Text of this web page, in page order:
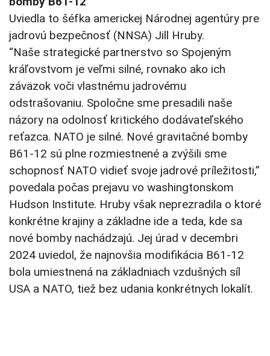
Uviedla to šéfka americkej Národnej agentúry pre
jadrovú bezpečnosť (NNSA) Jill Hruby.
“Naše strategické partnerstvo so Spojeným
kráľovstvom je veľmi silné, rovnako ako ich
záväzok voči vlastnému jadrovému
odstrašovaniu. Spoločne sme presadili naše
názory na odolnosť kritického dodávateľského
reťazca. NATO je silné. Nové gravitačné bomby
B61-12 sú plne rozmiestnené a zvýšili sme
schopnosť NATO vidieť svoje jadrové príležitosti,”
povedala počas prejavu vo washingtonskom
Hudson Institute. Hruby však neprezradila o ktoré
konkrétne krajiny a základne ide a teda, kde sa
nové bomby nachádzajú. Jej úrad v decembri
2024 uviedol, že najnovšia modifikácia B61-12
bola umiestnená na základniach vzdušných síl
USA a NATO, tiež bez udania konkrétnych lokalít.